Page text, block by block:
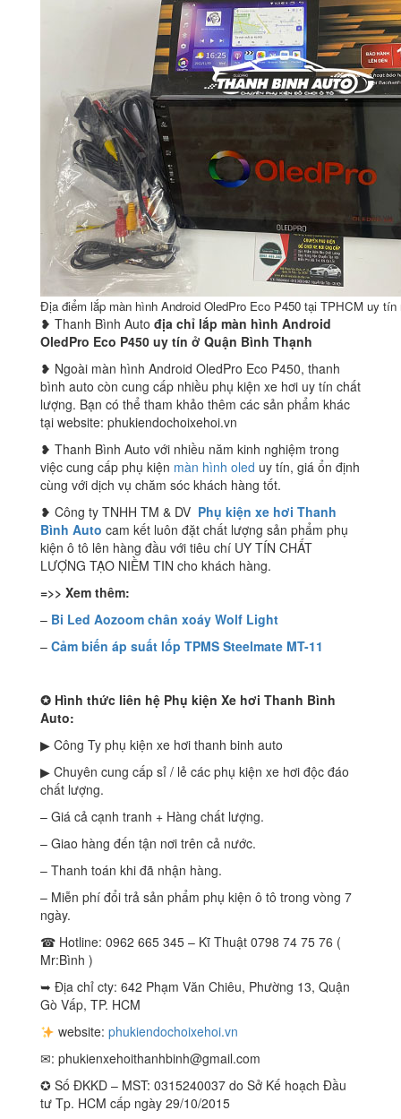
Địa điểm lắp màn hình Android OledPro Eco P450 tại TPHCM uy tín
❥ Thanh Bình Auto địa chỉ lắp màn hình Android
OledPro Eco P450 uy tín ở Quận Bình Thạnh
❥ Ngoài màn hình Android OledPro Eco P450, thanh
bình auto còn cung cấp nhiều phụ kiện xe hơi uy tín chất
lượng. Bạn có thể tham khảo thêm các sản phẩm khác
tại website: phukiendochoixehoi.vn
❥ Thanh Bình Auto với nhiều năm kinh nghiệm trong
việc cung cấp phụ kiện màn hình oled uy tín, giá ổn định
cùng với dịch vụ chăm sóc khách hàng tốt.
❥ Công ty TNHH TM & DV Phụ kiện xe hơi Thanh
Bình Auto cam kết luôn đặt chất lượng sản phẩm phụ
kiện ô tô lên hàng đầu với tiêu chí UY TÍN CHẤT
LƯỢNG TẠO NIỀM TIN cho khách hàng.
=>> Xem thêm:
– Bi Led Aozoom chân xoáy Wolf Light
– Cảm biến áp suất lốp TPMS Steelmate MT-11
✪ Hình thức liên hệ Phụ kiện Xe hơi Thanh Bình
Auto:
▶ Công Ty phụ kiện xe hơi thanh binh auto
▶ Chuyên cung cấp sỉ / lẻ các phụ kiện xe hơi độc đáo
chất lượng.
– Giá cả cạnh tranh + Hàng chất lượng.
– Giao hàng đến tận nơi trên cả nước.
– Thanh toán khi đã nhận hàng.
– Miễn phí đổi trả sản phẩm phụ kiện ô tô trong vòng 7
ngày.
☎ Hotline: 0962 665 345 – Kĩ Thuật 0798 74 75 76 (
Mr:Bình )
➥ Địa chỉ cty: 642 Phạm Văn Chiêu, Phường 13, Quận
Gò Vấp, TP. HCM
website: phukiendochoixehoi.vn
✉: phukienxehoithanhbinh@gmail.com
✪ Số ĐKKD – MST: 0315240037 do Sở Kế hoạch Đầu
tư Tp. HCM cấp ngày 29/10/2015